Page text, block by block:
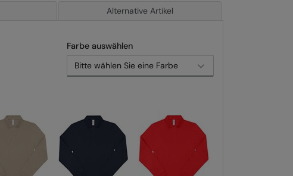
Alternative Artikel
Farbe auswählen